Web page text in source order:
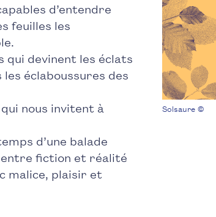
d’entendre
feuilles les
qui devinent les éclats
éclaboussures des
nous invitent à
d’une balade
fiction et réalité
malice, plaisir et
Solsaure ©